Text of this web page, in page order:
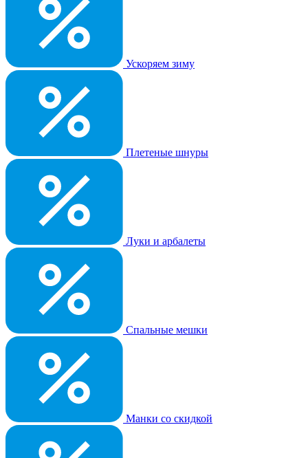
Ускоряем зиму
Плетеные шнуры
Луки и арбалеты
Спальные мешки
Манки со скидкой